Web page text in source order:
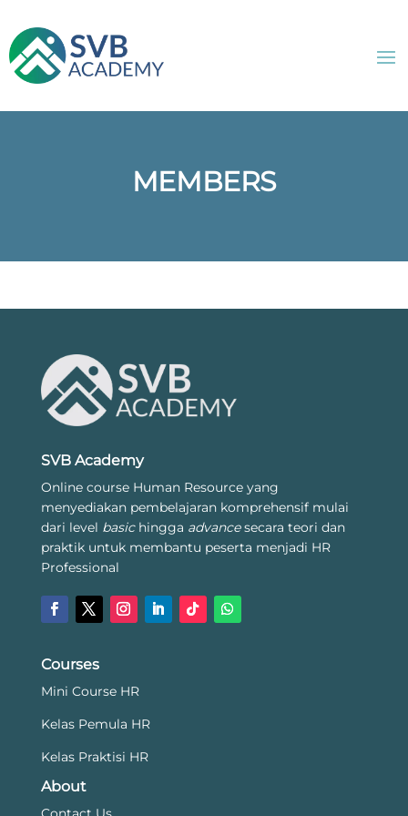
MEMBERS
SVB Academy
Online course Human Resource yang
menyediakan pembelajaran komprehensif mulai
dari level basichingga advancesecara teori dan
praktik untuk membantu peserta menjadi HR
Professional
Courses
Mini Course HR
Kelas Pemula HR
Kelas Praktisi HR
About